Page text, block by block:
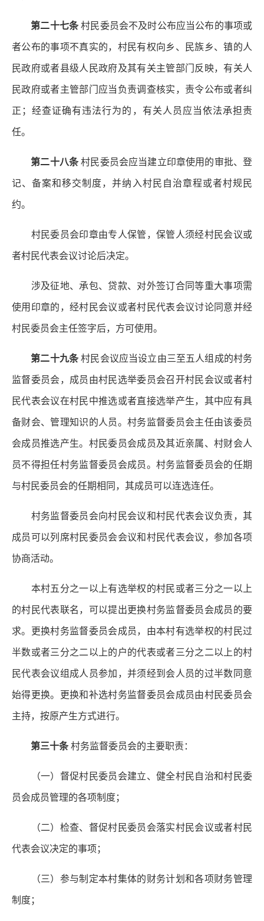
第二十七条村民委员会不及时公布应当公布的事项或
者公布的事项不真实的，村民有权向乡、民族乡、镇的人
民政府或者县级人民政府及其有关主管部门反映，有关人
民政府或者主管部门应当负责调查核实，责令公布或者纠
正；经查证确有违法行为的，有关人员应当依法承担责
任。
第二十八条村民委员会应当建立印章使用的审批、登
记、备案和移交制度，并纳入村民自治章程或者村规民
约。
村民委员会印章由专人保管，保管人须经村民会议或
者村民代表会议讨论后决定。
涉及征地、承包、贷款、对外签订合同等重大事项需
使用印章的，经村民会议或者村民代表会议讨论同意并经
村民委员会主任签字后，方可使用。
第二十九条村民会议应当设立由三至五人组成的村务
监督委员会，成员由村民选举委员会召开村民会议或者村
民代表会议在村民中推选或者直接选举产生，其中应有具
备财会、管理知识的人员。村务监督委员会主任由该委员
会成员推选产生。村民委员会成员及其近亲属、村财会人
员不得担任村务监督委员会成员。村务监督委员会的任期
与村民委员会的任期相同，其成员可以连选连任。
村务监督委员会向村民会议和村民代表会议负责，其
成员可以列席村民委员会会议和村民代表会议，参加各项
协商活动。
本村五分之一以上有选举权的村民或者三分之一以上
的村民代表联名，可以提出更换村务监督委员会成员的要
求。更换村务监督委员会成员，由本村有选举权的村民过
半数或者三分之二以上的户的代表或者三分之二以上的村
民代表会议组成人员参加，并须经到会人员的过半数同意
始得更换。更换和补选村务监督委员会成员由村民委员会
主持，按原产生方式进行。
第三十条村务监督委员会的主要职责：
（一）督促村民委员会建立、健全村民自治和村民委
员会成员管理的各项制度；
（二）检查、督促村民委员会落实村民会议或者村民
代表会议决定的事项；
（三）参与制定本村集体的财务计划和各项财务管理
制度；